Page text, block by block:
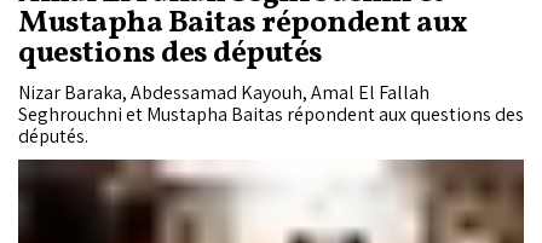
Mustapha Baitas répondent aux
questions des députés
Nizar Baraka, Abdessamad Kayouh, Amal El Fallah
Seghrouchni et Mustapha Baitas répondent aux questions des
députés.